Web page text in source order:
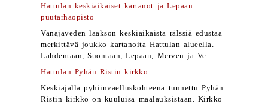
Hattulan keskiaikaiset kartanot ja Lepaan
puutarhaopisto
Vanajaveden laakson keskiaikaista rälssiä edustaa
merkittävä joukko kartanoita Hattulan alueella.
Lahdentaan, Suontaan, Lepaan, Merven ja Ve ...
Hattulan Pyhän Ristin kirkko
Keskiajalla pyhiinvaelluskohteena tunnettu Pyhän
Ristin kirkko on kuuluisa maalauksistaan. Kirkko